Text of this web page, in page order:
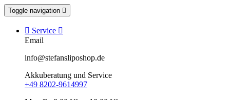
Toggle navigation 
 Service 
Email
info@stefansliposhop.de
Akkuberatung und Service
+49 8202-9614997